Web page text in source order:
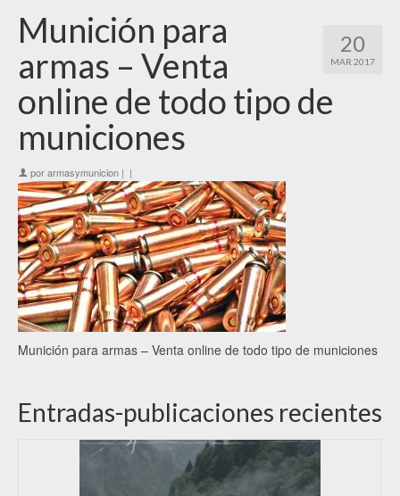
20
MAR 2017
Munición para
armas – Venta
online de todo tipo de
municiones
porarmasymunicion | |
Munición para armas – Venta online de todo tipo de municiones
Entradas-publicaciones recientes